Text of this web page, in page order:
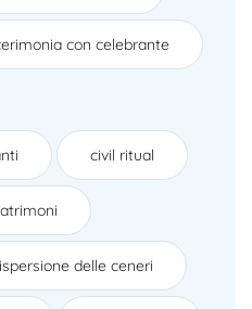
con celebrante
civil ritual
delle ceneri